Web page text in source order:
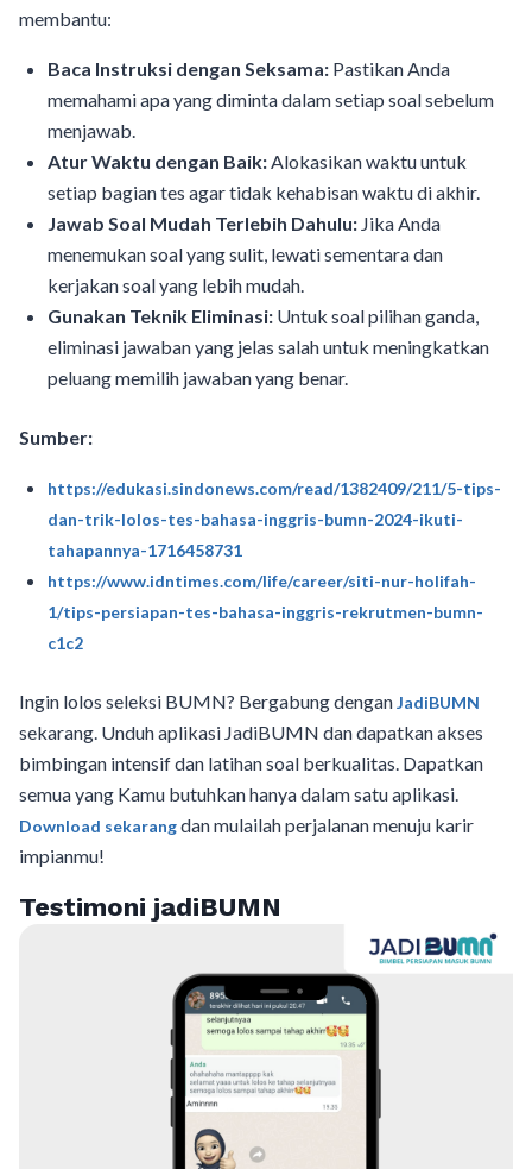
membantu:
Baca Instruksi dengan Seksama: Pastikan Anda
memahami apa yang diminta dalam setiap soal sebelum
menjawab.
Atur Waktu dengan Baik:Alokasikan waktu untuk
setiap bagian tes agar tidak kehabisan waktu di akhir.
Jawab Soal Mudah Terlebih Dahulu: Jika Anda
menemukan soal yang sulit, lewati sementara dan
kerjakan soal yang lebih mudah.
Gunakan Teknik Eliminasi: Untuk soal pilihan ganda,
eliminasi jawaban yang jelas salah untuk meningkatkan
peluang memilih jawaban yang benar.
Sumber:
https://edukasi.sindonews.com/read/1382409/211/5-tips-
dan-trik-lolos-tes-bahasa-inggris-bumn-2024-ikuti-
tahapannya-1716458731
https://www.idntimes.com/life/career/siti-nur-holifah-
1/tips-persiapan-tes-bahasa-inggris-rekrutmen-bumn-
c1c2
Ingin lolos seleksi BUMN? Bergabung denganJadiBUMN
sekarang. Unduh aplikasi JadiBUMN dan dapatkan akses
bimbingan intensif dan latihan soal berkualitas. Dapatkan
semua yang Kamu butuhkan hanya dalam satu aplikasi.
Download sekarangdan mulailah perjalanan menuju karir
impianmu!
Testimoni jadiBUMN